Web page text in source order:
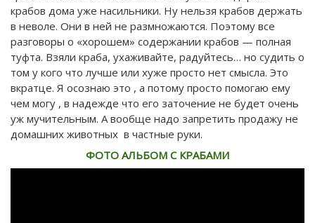
крабов дома уже насильники. Ну нельзя крабов держать
в неволе. Они в ней не размножаются. Поэтому все
разговоры о «хорошем» содержании крабов — полная
туфта. Взяли краба, ухаживайте, радуйтесь… но судить о
том у кого что лучше или хуже просто нет смысла. Это
вкратце. Я осознаю это , а потому просто помогаю ему
чем могу , в надежде что его заточение не будет очень
уж мучительным. А вообще надо запретить продажу не
домашних животных в частные руки.
ФОТО АЛЬБОМ С КРАБАМИ